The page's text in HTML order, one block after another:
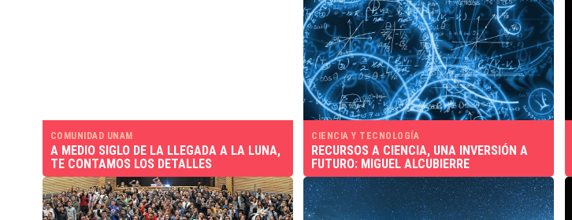
COMUNIDAD UNAM
A MEDIO SIGLO DE LA LLEGADA A LA LUNA,
TE CONTAMOS LOS DETALLES
CIENCIA Y TECNOLOGÍA
RECURSOS A CIENCIA, UNA INVERSIÓN A
FUTURO: MIGUEL ALCUBIERRE